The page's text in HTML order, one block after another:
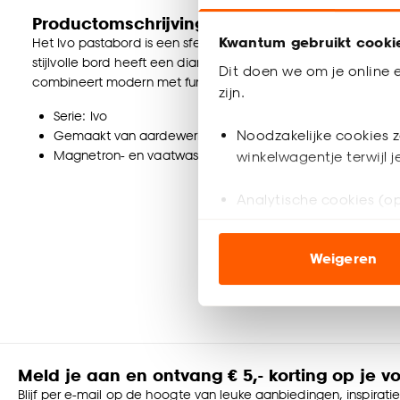
Kwantum gebruikt
Dit doen we om je online
zijn.
Noodzakelijke cookies
winkelwagentje terwijl
Analytische cookies
ook buiten de
Klik op ‘Ja, alles
accepteren door op
Goed om te weten is dat
Weigeren
Productomschrijving
Het Ivo pastabord is een sfeervol en trendy rond bord met
stijlvolle bord heeft een diameter van 21 cm en is gemaakt
combineert modern met functionaliteit perfect voor elke
Serie: Ivo
Gemaakt van aardewerk
Magnetron- en vaatwasserbestendig
Meld je aan en ontvang € 5,- korting op je
Blijf per e-mail op de hoogte van leuke aanbiedingen,